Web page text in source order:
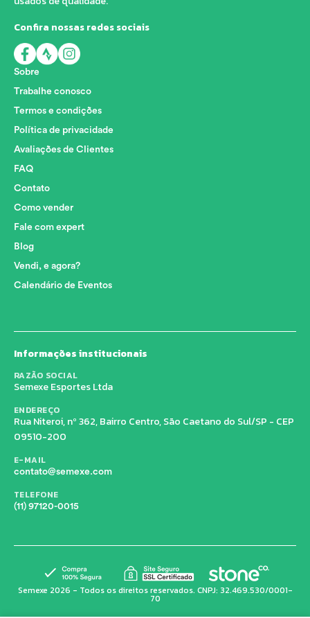
Confira nossas redes sociais
Sobre
Trabalhe conosco
Termos e condições
Política de privacidade
Avaliações de Clientes
FAQ
Contato
Como vender
Fale com expert
Blog
Vendi, e agora?
Calendário de Eventos
Informações institucionais
RAZÃO SOCIAL
Semexe Esportes Ltda
ENDEREÇO
Rua Niteroi, nº 362, Bairro Centro, São Caetano do Sul/SP - CEP
09510-200
E-MAIL
contato@semexe.com
TELEFONE
(11) 97120-0015
Semexe 2026 - Todos os direitos reservados. CNPJ: 32.469.530/0001-
70